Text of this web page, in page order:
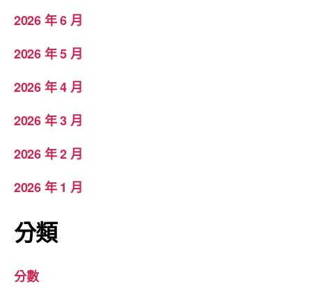
2026 年 6 月
2026 年 5 月
2026 年 4 月
2026 年 3 月
2026 年 2 月
2026 年 1 月
分類
分數